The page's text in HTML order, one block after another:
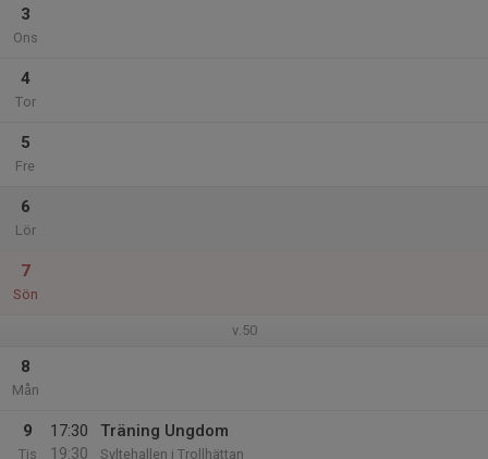
3
Ons
4
Tor
5
Fre
6
Lör
7
Sön
v.50
8
Mån
9
Tis
17:30
19:30
Träning Ungdom
Syltehallen i Trollhättan